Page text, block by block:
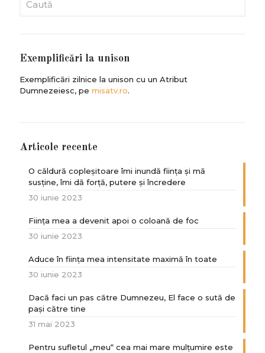
Exemplificări la unison
Exemplificări zilnice la unison cu un Atribut
Dumnezeiesc, pe misatv.ro.
Articole recente
O căldură copleșitoare îmi inundă ființa și mă
susține, îmi dă forță, putere și încredere
30 iunie 2023
Ființa mea a devenit apoi o coloană de foc
30 iunie 2023
Aduce în ființa mea intensitate maximă în toate
30 iunie 2023
Dacă faci un pas către Dumnezeu, El face o sută de
paşi către tine
31 mai 2023
Pentru sufletul „meu“ cea mai mare mulțumire este